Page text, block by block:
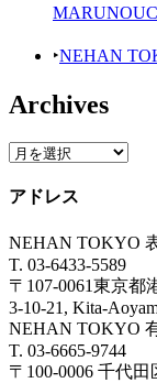
‣NEHAN
Archives
アドレス
NEHAN TOKYO
T. 03-6433-5589
〒107-0061東京都
3-10-21, Kita-
NEHAN TOKYO
T. 03-6665-9744
〒100-0006 千代